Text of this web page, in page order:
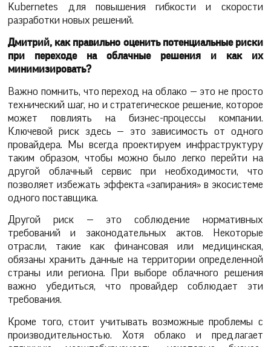
Kubernetes для повышения гибкости и скорости
разработки новых решений.
Дмитрий, как правильно оценить потенциальные риски
при переходе на облачные решения и как их
минимизировать?
Важно помнить, что переход на облако — это не просто
технический шаг, но и стратегическое решение, которое
может повлиять на бизнес-процессы компании.
Ключевой риск здесь — это зависимость от одного
провайдера. Мы всегда проектируем инфраструктуру
таким образом, чтобы можно было легко перейти на
другой облачный сервис при необходимости, что
позволяет избежать эффекта «запирания» в экосистеме
одного поставщика.
Другой риск — это соблюдение нормативных
требований и законодательных актов. Некоторые
отрасли, такие как финансовая или медицинская,
обязаны хранить данные на территории определенной
страны или региона. При выборе облачного решения
важно убедиться, что провайдер соблюдает эти
требования.
Кроме того, стоит учитывать возможные проблемы с
производительностью. Хотя облако и предлагает